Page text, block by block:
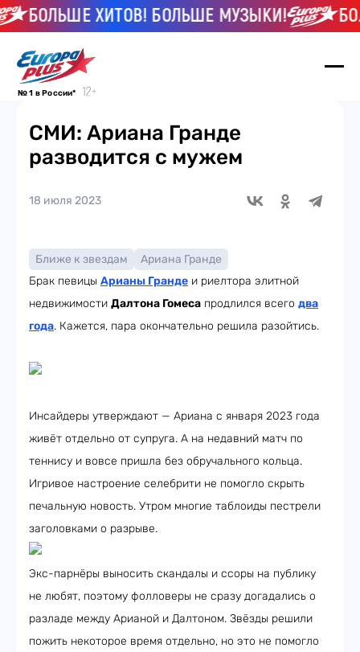
БОЛЬШЕ ХИТОВ! БОЛЬШЕ МУЗЫКИ!
№ 1 в России*
СМИ: Ариана Гранде
разводится с мужем
18 июля 2023
Ближе к звездам
Ариана Гранде
Брак певицы Арианы Гранде и риелтора элитной
недвижимости Далтона Гомеса продлился всего два
года. Кажется, пара окончательно решила разойтись.
Инсайдеры утверждают — Ариана с января 2023 года
живёт отдельно от супруга. А на недавний матч по
теннису и вовсе пришла без обручального кольца.
Игривое настроение селебрити не помогло скрыть
печальную новость. Утром многие таблоиды пестрели
заголовками о разрыве.
Экс-парнёры выносить скандалы и ссоры на публику
не любят, поэтому фолловеры не сразу догадались о
разладе между Арианой и Далтоном. Звёзды решили
пожить некоторое время отдельно, но это не помогло